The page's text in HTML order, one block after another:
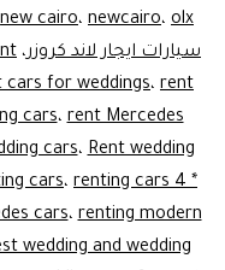
new cairo، newcairo، olx
سيارات ايجار لاند كروزر،
cars for weddings، rent
cars،rent Mercedes
cars،Rent wedding
cars، renting cars 4 *
cars،renting modern
wedding and wedding